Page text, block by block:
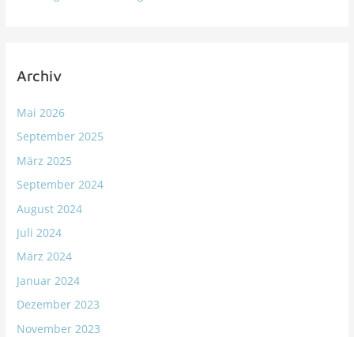
Archiv
Mai 2026
September 2025
März 2025
September 2024
August 2024
Juli 2024
März 2024
Januar 2024
Dezember 2023
November 2023